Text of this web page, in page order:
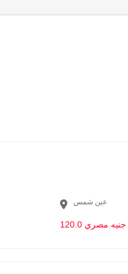
عين شمس
120.0 جنيه مصري